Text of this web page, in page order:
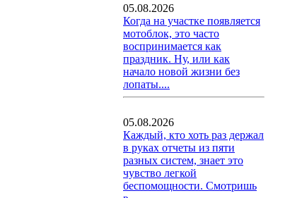
05.08.2026
Когда на участке появляется
мотоблок, это часто
воспринимается как
праздник. Ну, или как
начало новой жизни без
лопаты....
05.08.2026
Каждый, кто хоть раз держал
в руках отчеты из пяти
разных систем, знает это
чувство легкой
беспомощности. Смотришь